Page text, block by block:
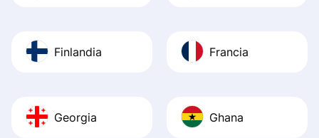
Finlandia Francia
Georgia Ghana